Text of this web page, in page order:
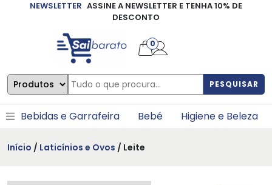
NEWSLETTER ASSINE A NEWSLETTER E TENHA 10% DE
DESCONTO
PESQUISAR
0
Bebidas e Garrafeira Bebé Higiene e Beleza
Início / Laticínios e Ovos / Leite